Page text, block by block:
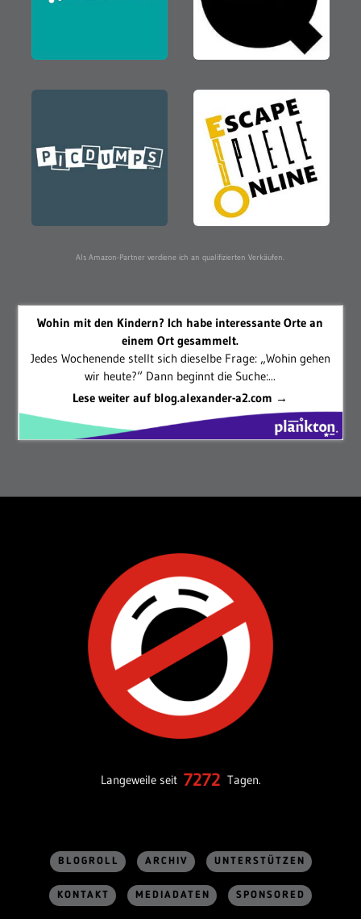
Als Amazon-Partner verdiene ich an qualifizierten Verkäufen.
Wohin mit den Kindern? Ich habe interessante Orte an
einem Ort gesammelt.
Jedes Wochenende stellt sich dieselbe Frage: „Wohin gehen
wir heute?“ Dann beginnt die Suche:...
Lese weiter auf blog.alexander-a2.com →
Langeweile seit 7272 Tagen.
BLOGROLL ARCHIV UNTERSTÜTZEN
KONTAKT MEDIADATEN SPONSORED